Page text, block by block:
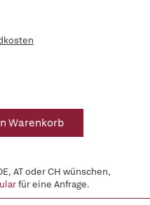
Warenkorb
AT oder CH wünschen,
für eine Anfrage.